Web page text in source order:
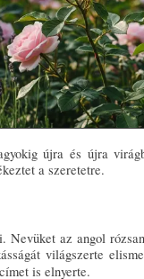
újra és újra
a szeretetre.
Nevüket az angol
világszerte
címet is elnyerte.